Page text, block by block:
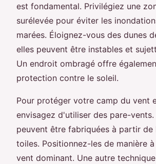
est fondamental. Privilégiez une
surélevée pour éviter les
marées. Éloignez-vous des dunes
elles peuvent être instables et
Un endroit ombragé offre
protection contre le soleil.
Pour protéger votre camp du vent
envisagez d'utiliser des pare-
peuvent être fabriquées à partir de
toiles. Positionnez-les de manière
vent dominant. Une autre